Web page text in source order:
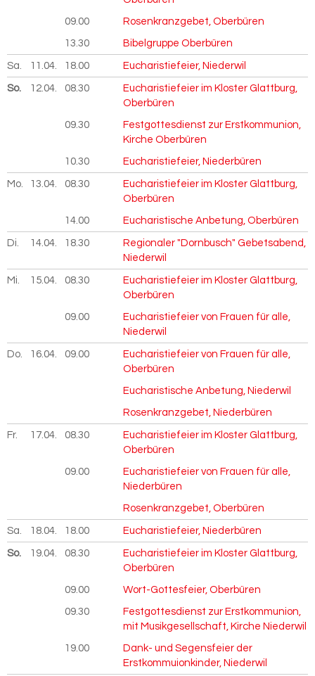
09.00 Rosenkranzgebet, Oberbüren
13.30 Bibelgruppe Oberbüren
Sa. 11.04. 2026
18.00 Eucharistiefeier, Niederwil
So. 12.04. 2026
08.30
Eucharistiefeier im Kloster Glattburg,
Oberbüren
09.30
Festgottesdienst zur Erstkommunion,
Kirche Oberbüren
10.30 Eucharistiefeier, Niederbüren
Mo. 13.04. 2026
08.30
Eucharistiefeier im Kloster Glattburg,
Oberbüren
14.00 Eucharistische Anbetung, Oberbüren
Di. 14.04. 2026
18.30
Regionaler "Dornbusch" Gebetsabend,
Niederwil
Mi. 15.04. 2026
08.30
Eucharistiefeier im Kloster Glattburg,
Oberbüren
09.00
Eucharistiefeier von Frauen für alle,
Niederwil
Do. 16.04. 2026
09.00
Eucharistiefeier von Frauen für alle,
Oberbüren
Eucharistische Anbetung, Niederwil
Rosenkranzgebet, Niederbüren
Fr. 17.04. 2026
08.30
Eucharistiefeier im Kloster Glattburg,
Oberbüren
09.00
Eucharistiefeier von Frauen für alle,
Niederbüren
Rosenkranzgebet, Oberbüren
Sa. 18.04. 2026
18.00 Eucharistiefeier, Niederbüren
So. 19.04. 2026
08.30
Eucharistiefeier im Kloster Glattburg,
Oberbüren
09.00 Wort-Gottesfeier, Oberbüren
09.30
Festgottesdienst zur Erstkommunion,
mit Musikgesellschaft, Kirche Niederwil
19.00
Dank- und Segensfeier der
Erstkommuionkinder, Niederwil